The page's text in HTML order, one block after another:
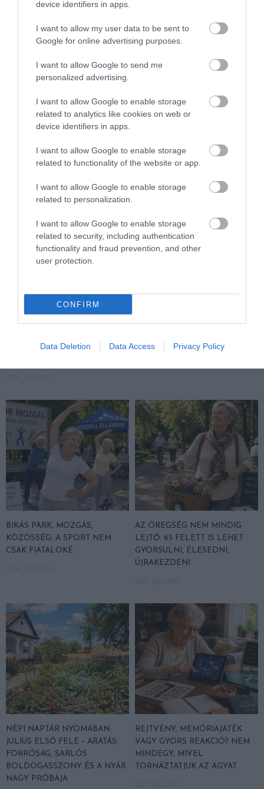
device identifiers in apps.
I want to allow my user data to be sent to
Google for online advertising purposes.
I want to allow Google to send me
personalized advertising.
I want to allow Google to enable storage
related to analytics like cookies on web or
device identifiers in apps.
I want to allow Google to enable storage
related to functionality of the website or app.
I want to allow Google to enable storage
related to personalization.
I want to allow Google to enable storage
related to security, including authentication
functionality and fraud prevention, and other
user protection.
CONFIRM
Data Deletion Data Access Privacy Policy
NÉPI NAPTÁR NYOMÁBAN:
AUGUSZTUS ELSŐ FELE –
LŐRINC A DINNYÉBEN,
FÉNYE ÉS A NYÁRUTÓ ELSŐ
VIHARHOZÓ ILLÉS, JAKAB
DEREKÁNAK BÖLCSESSÉGE
BIKÁS PARK, MOZGÁS,
KÖZÖSSÉG: A SPORT NEM
CSAK FIATALOKÉ
AZ ÖREGSÉG NEM MINDIG
LEJTŐ: 65 FELETT IS LEHET
GYORSULNI, ÉLESEDNI,
ÚJRAKEZDENI
NÉPI NAPTÁR NYOMÁBAN:
JÚLIUS ELSŐ FELE – ARATÁS,
FORRÓSÁG, SARLÓS
BOLDOGASSZONY ÉS A NYÁR
NAGY PRÓBÁJA
REJTVÉNY, MEMÓRIAJÁTÉK
VAGY GYORS REAKCIÓ? NEM
MINDEGY, MIVEL
TORNÁZTATJUK AZ AGYAT